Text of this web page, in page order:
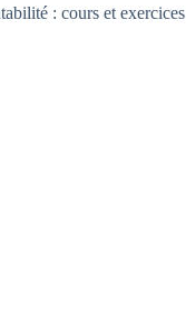
: cours et exercices